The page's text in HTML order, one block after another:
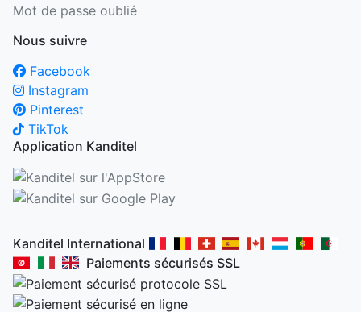
Mot de passe oublié
Nous suivre
Facebook
Instagram
Pinterest
TikTok
Application Kanditel
Kanditel International
Paiements sécurisés SSL